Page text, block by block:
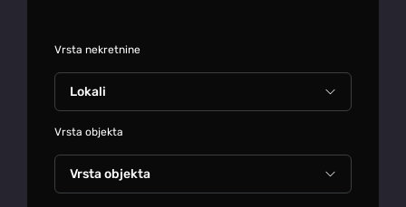
Vrsta nekretnine
Vrsta objekta